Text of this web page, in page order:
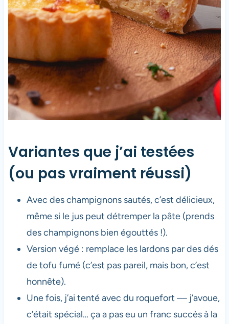
Variantes que j’ai testées
(ou pas vraiment réussi)
Avec des champignons sautés, c’est délicieux,
même si le jus peut détremper la pâte (prends
des champignons bien égouttés !).
Version végé : remplace les lardons par des dés
de tofu fumé (c’est pas pareil, mais bon, c’est
honnête).
Une fois, j’ai tenté avec du roquefort — j’avoue,
c’était spécial… ça a pas eu un franc succès à la